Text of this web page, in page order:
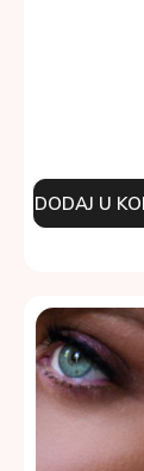
DODAJ U